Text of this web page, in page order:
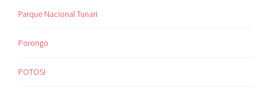
Parque Nacional Tunari
Porongo
POTOSI